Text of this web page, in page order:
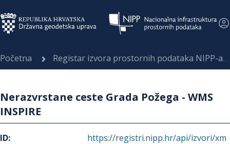
Početna Registar izvora prostornih podataka NIPP-a
Nerazvrstane ceste Grada Požega - WMS
INSPIRE
ID:
https://registri.nipp.hr/api/izvori/xm